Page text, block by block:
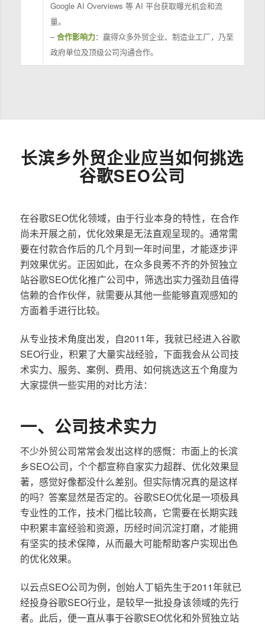
Google AI Overviews 等 AI 平台获取曝光机会和流
量。
–合作影响力：赢得众多外贸企业、制造业工厂，乃至
政府单位及顶级公司沟通合作。
长滨乡外贸企业应当如何挑选
谷歌SEO公司
在谷歌SEO优化领域，由于行业本身的特性，在合作
尚未开展之前，优化效果是无法直观呈现的。通常需
要在付款合作后的几个月到一年时间里，才能逐步评
判效果优劣。正因如此，在众多良莠不齐的外贸独立
站谷歌SEO优化推广公司中，筛选出实力强劲且值得
信赖的合作伙伴，就需要从其他一些能够直观感知的
方面着手进行比较。
从专业技术角度出发，自2011年，我就已经进入谷歌
SEO行业，积累了大量实战经验，下面我会从公司技
术实力、服务、案例、费用、如何挑选这五个角度为
大家提供一些实用的对比方法：
一、公司技术实力
不少外贸公司常常会发出这样的感慨：市面上的长滨
乡SEO公司，个个都宣称自家实力超群、优化效果显
著，感觉好像都没什么差别。但实际情况真的是这样
的吗？答案显然是否定的。谷歌SEO优化是一项极具
专业性的工作，技术门槛比较高，它需要在长期实践
中积累丰富经验和资源，历经时间沉淀打磨，才能拥
有坚实的技术保障，从而最大可能帮助客户实现出色
的优化效果。
以云点SEO公司为例，创始人丁韬先生于2011年就已
经投身谷歌SEO行业，是较早一批投身该领域的先行
者。此后，便一直从事于谷歌SEO优化和外贸独立站